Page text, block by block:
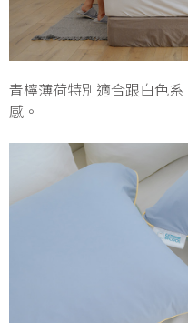
青檸薄荷特別適合跟白色
感。